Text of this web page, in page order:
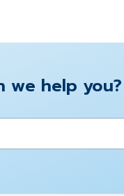
we help you?